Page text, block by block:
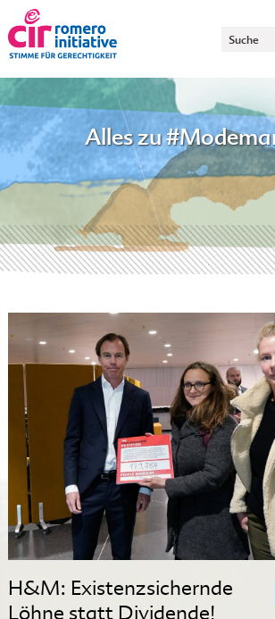
Alles zu
H&M: Existenzsichernde
Löhne statt Dividende!